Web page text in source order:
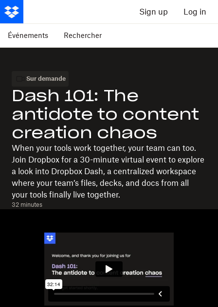
Sign up Log in
Événements Rechercher
Sur demande
Dash 101: The
antidote to content
creation chaos
When your tools work together, your team can too.
Join Dropbox for a 30-minute virtual event to explore
a look into Dropbox Dash, a centralized workspace
where your team’s files, decks, and docs from all
your tools finally live together.
32 minutes